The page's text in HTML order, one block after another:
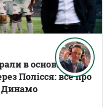
в основному
Полісся: все про
Динамо